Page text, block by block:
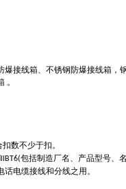
爆接线箱、不锈钢防爆接线箱，
。
数不少于扣。
6(包括制造厂名、产品型号、
电缆接线和分线之用。